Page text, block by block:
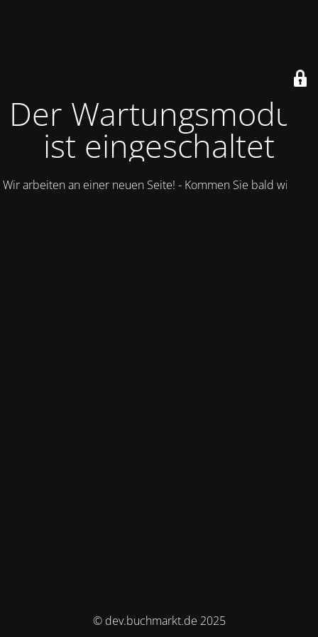
Der Wartungsmodus
ist eingeschaltet
Wir arbeiten an einer neuen Seite! - Kommen Sie bald wieder.
© dev.buchmarkt.de 2025